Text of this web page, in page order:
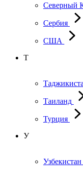
Северный
Сербия
США
Т
Таиланд
Турция
У
Узбекистан